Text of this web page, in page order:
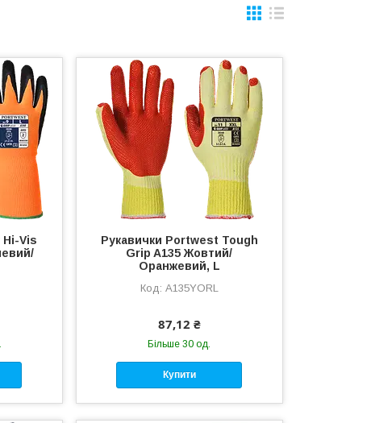
Hi-Vis
Рукавички Portwest Tough
Grip A135 Жовтий/
Оранжевий, L
A135YORL
87,12 ₴
Більше 30 од.
Купити